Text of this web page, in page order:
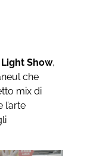
Show,
che
mix di